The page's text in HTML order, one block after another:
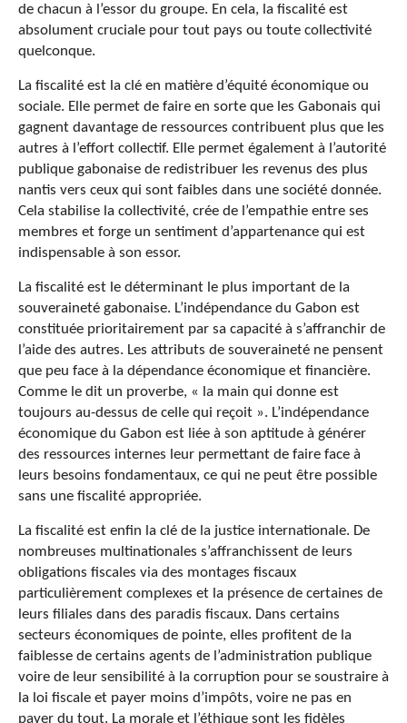
de chacun à l’essor du groupe. En cela, la fiscalité est
absolument cruciale pour tout pays ou toute collectivité
quelconque.
La fiscalité est la clé en matière d’équité économique ou
sociale. Elle permet de faire en sorte que les Gabonais qui
gagnent davantage de ressources contribuent plus que les
autres à l’effort collectif. Elle permet également à l’autorité
publique gabonaise de redistribuer les revenus des plus
nantis vers ceux qui sont faibles dans une société donnée.
Cela stabilise la collectivité, crée de l’empathie entre ses
membres et forge un sentiment d’appartenance qui est
indispensable à son essor.
La fiscalité est le déterminant le plus important de la
souveraineté gabonaise. L’indépendance du Gabon est
constituée prioritairement par sa capacité à s’affranchir de
l’aide des autres. Les attributs de souveraineté ne pensent
que peu face à la dépendance économique et financière.
Comme le dit un proverbe, « la main qui donne est
toujours au-dessus de celle qui reçoit ». L’indépendance
économique du Gabon est liée à son aptitude à générer
des ressources internes leur permettant de faire face à
leurs besoins fondamentaux, ce qui ne peut être possible
sans une fiscalité appropriée.
La fiscalité est enfin la clé de la justice internationale. De
nombreuses multinationales s’affranchissent de leurs
obligations fiscales via des montages fiscaux
particulièrement complexes et la présence de certaines de
leurs filiales dans des paradis fiscaux. Dans certains
secteurs économiques de pointe, elles profitent de la
faiblesse de certains agents de l’administration publique
voire de leur sensibilité à la corruption pour se soustraire à
la loi fiscale et payer moins d’impôts, voire ne pas en
payer du tout. La morale et l’éthique sont les fidèles